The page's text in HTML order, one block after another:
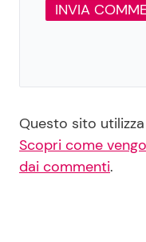
Questo sito
Scopri come
dai commenti.